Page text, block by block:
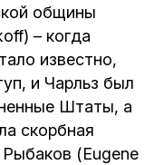
общины
– когда
известно,
и Чарльз был
Штаты, а
скорбная
(Eugene